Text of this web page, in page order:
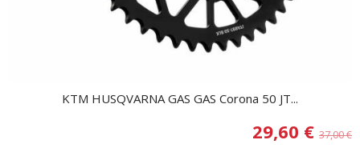
KTM HUSQVARNA GAS GAS Corona 50 JT...
29,60 € 37,00 €